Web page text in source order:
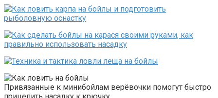
Привязанные к минибойлам верёвочки помогут быстро